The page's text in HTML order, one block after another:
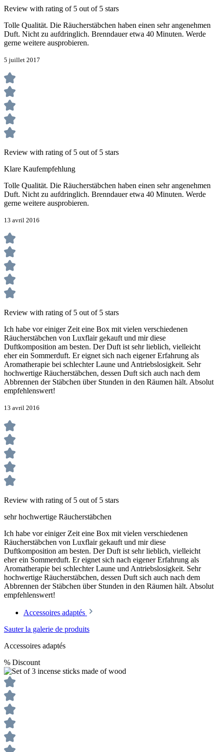
Review with rating of 5 out of 5 stars
Tolle Qualität. Die Räucherstäbchen haben einen sehr angenehmen
Duft. Nicht zu aufdringlich. Brenndauer etwa 40 Minuten. Werde
gerne weitere ausprobieren.
5 juillet 2017
Review with rating of 5 out of 5 stars
Klare Kaufempfehlung
Tolle Qualität. Die Räucherstäbchen haben einen sehr angenehmen
Duft. Nicht zu aufdringlich. Brenndauer etwa 40 Minuten. Werde
gerne weitere ausprobieren.
13 avril 2016
Review with rating of 5 out of 5 stars
Ich habe vor einiger Zeit eine Box mit vielen verschiedenen
Räucherstäbchen von Luxflair gekauft und mir diese
Duftkomposition am besten. Der Duft ist sehr lieblich, vielleicht
eher ein Sommerduft. Er eignet sich nach eigener Erfahrung als
Aromatherapie bei schlechter Laune und Antriebslosigkeit. Sehr
hochwertige Räucherstäbchen, dessen Duft sich auch nach dem
Abbrennen der Stäbchen über Stunden in den Räumen hält. Absolut
empfehlenswert!
13 avril 2016
Review with rating of 5 out of 5 stars
sehr hochwertige Räucherstäbchen
Ich habe vor einiger Zeit eine Box mit vielen verschiedenen
Räucherstäbchen von Luxflair gekauft und mir diese
Duftkomposition am besten. Der Duft ist sehr lieblich, vielleicht
eher ein Sommerduft. Er eignet sich nach eigener Erfahrung als
Aromatherapie bei schlechter Laune und Antriebslosigkeit. Sehr
hochwertige Räucherstäbchen, dessen Duft sich auch nach dem
Abbrennen der Stäbchen über Stunden in den Räumen hält. Absolut
empfehlenswert!
Accessoires adaptés
Sauter la galerie de produits
Accessoires adaptés
% Discount